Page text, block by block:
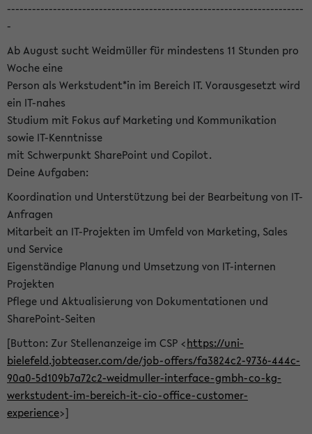
-----------------------------------------------------------------------
-
Ab August sucht Weidmüller für mindestens 11 Stunden pro
Woche eine
Person als Werkstudent*in im Bereich IT. Vorausgesetzt wird
ein IT-nahes
Studium mit Fokus auf Marketing und Kommunikation
sowie IT-Kenntnisse
mit Schwerpunkt SharePoint und Copilot.
Deine Aufgaben:
Koordination und Unterstützung bei der Bearbeitung von IT-
Anfragen
Mitarbeit an IT-Projekten im Umfeld von Marketing, Sales
und Service
Eigenständige Planung und Umsetzung von IT-internen
Projekten
Pflege und Aktualisierung von Dokumentationen und
SharePoint-Seiten
[Button: Zur Stellenanzeige im CSP <https://uni-
bielefeld.jobteaser.com/de/job-offers/fa3824c2-9736-444c-
90a0-5d109b7a72c2-weidmuller-interface-gmbh-co-kg-
werkstudent-im-bereich-it-cio-office-customer-
experience>]